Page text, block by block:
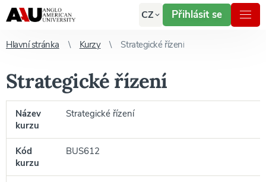
CZ Přihlásit se
Hlavní stránka Kurzy Strategické řízení
Strategické řízení
Název
kurzu
Strategické řízení
Kód
kurzu
BUS612